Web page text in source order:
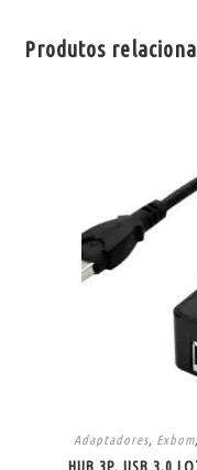
Produtos
Adaptadores, Exbom,